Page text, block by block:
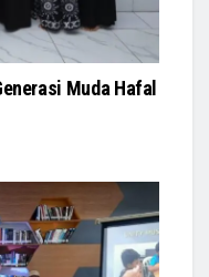
Muda Hafal